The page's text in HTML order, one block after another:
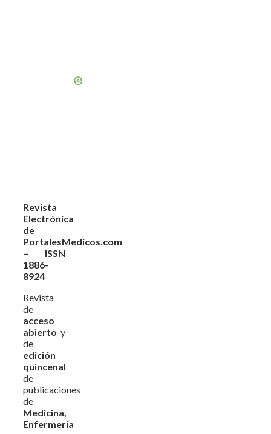
Revista
Electrónica
de
PortalesMedicos.com
– ISSN
1886-
8924
Revista
de
acceso
abierto y
de
edición
quincenal
de
publicaciones
de
Medicina,
Enfermería